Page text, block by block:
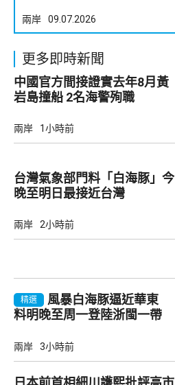
兩岸 09.07.2026
更多即時新聞
中國官方間接證實去年8月黃
岩島撞船 2名海警殉職
兩岸 1小時前
台灣氣象部門料「白海豚」今
晚至明日最接近台灣
兩岸 2小時前
精選
風暴白海豚逼近華東
料明晚至周一登陸浙閩一帶
兩岸 3小時前